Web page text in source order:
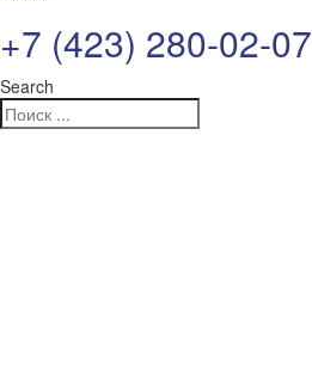
+7 (423) 280-02-07
Search